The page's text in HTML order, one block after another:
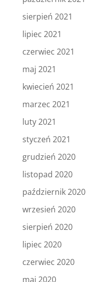
sierpień 2021
lipiec 2021
czerwiec 2021
maj 2021
kwiecień 2021
marzec 2021
luty 2021
styczeń 2021
grudzień 2020
listopad 2020
październik 2020
wrzesień 2020
sierpień 2020
lipiec 2020
czerwiec 2020
maj 2020